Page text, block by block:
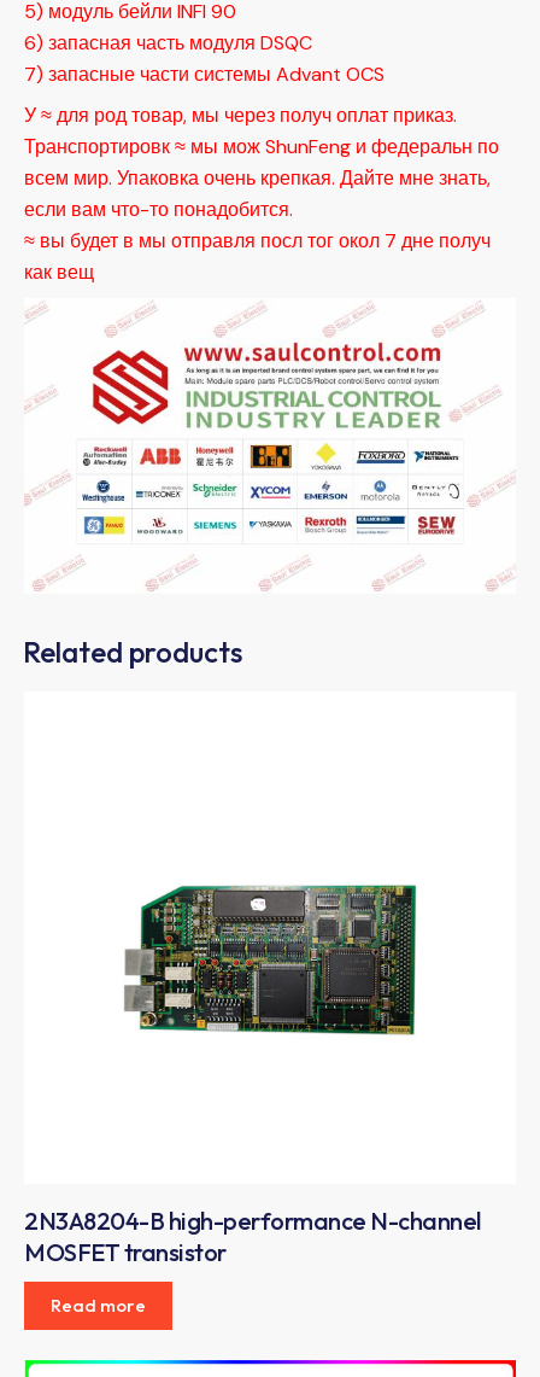
5) модуль бейли INFI 90
6) запасная часть модуля DSQC
7) запасные части системы Advant OCS
У ≈ для род товар, мы через получ оплат приказ.
Транспортировк ≈ мы мож ShunFeng и федеральн по
всем мир. Упаковка очень крепкая. Дайте мне знать,
если вам что-то понадобится.
≈ вы будет в мы отправля посл тог окол 7 дне получ
как вещ
Related products
2N3A8204-B high-performance N-channel
MOSFET transistor
Read more